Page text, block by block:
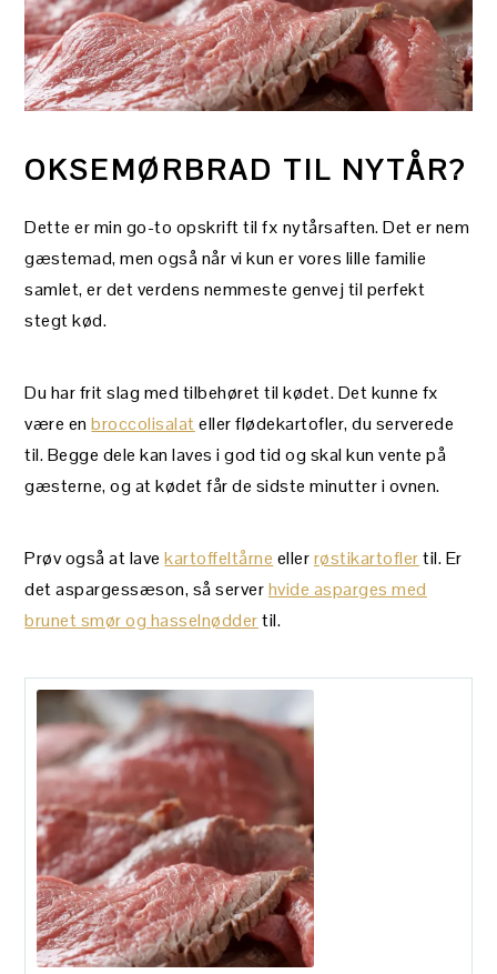
OKSEMØRBRAD TIL NYTÅR?
Dette er min go-to opskrift til fx nytårsaften. Det er nem
gæstemad, men også når vi kun er vores lille familie
samlet, er det verdens nemmeste genvej til perfekt
stegt kød.
Du har frit slag med tilbehøret til kødet. Det kunne fx
være enbroccolisalateller flødekartofler, du serverede
til. Begge dele kan laves i god tid og skal kun vente på
gæsterne, og at kødet får de sidste minutter i ovnen.
Prøv også at lavekartoffeltårne ellerrøstikartoflertil. Er
det aspargessæson, så serverhvide asparges med
brunet smør og hasselnøddertil.